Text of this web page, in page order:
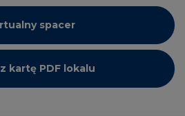
spacer
kartę PDF lokalu